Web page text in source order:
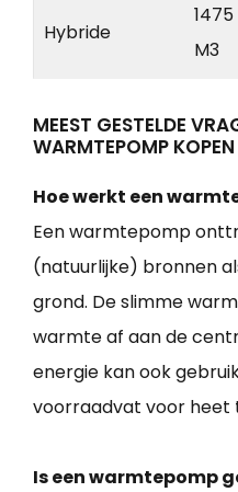
Hybride
M3
MEEST GESTELDE
WARMTEPOMP KOPEN
Hoe werkt een
Een warmtepomp
(natuurlijke) bronnen
grond. De slimme
warmte af aan de
energie kan ook
voorraadvat voor heet
Is een warmtepomp